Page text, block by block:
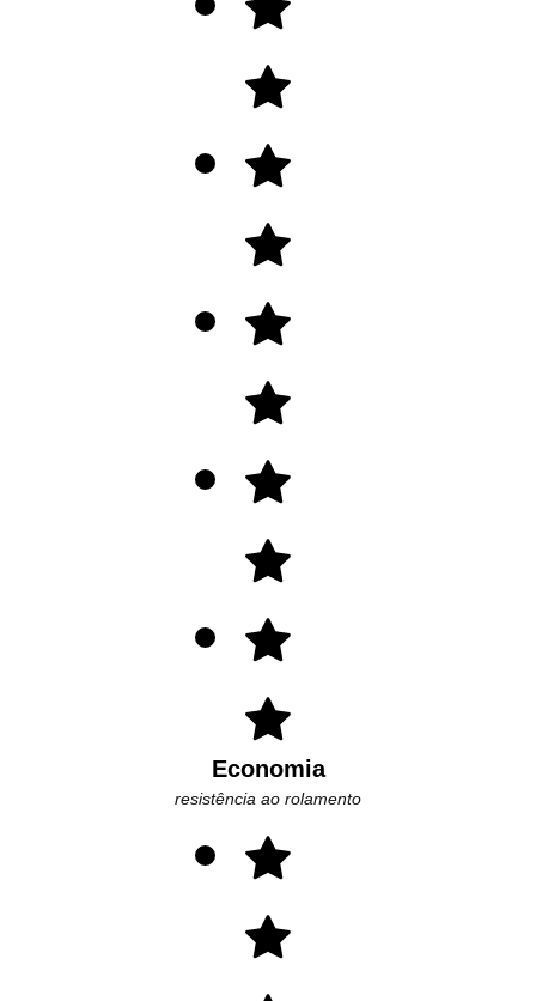
Economia
resistência ao rolamento